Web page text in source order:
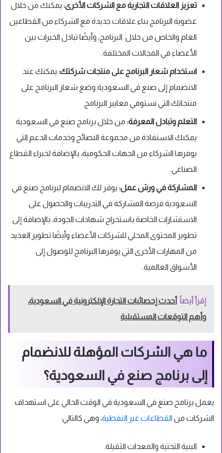
تعزيز العلاقات التجارية مع الشركات الأخرى: يمكنك من خلال
عضوية البرنامج بناء علاقات جديدة مع الشركاء من القطاعين
العام والخاص من خلال البرنامج، وأيضًا تبادل الخبرات بين
الأعضاء في المجالات المختلفة.
استخدام شعار البرنامج على منتجات شركتك: يمكنك عند
الانضمام إلى صنع في السعودية وضع شعار البرنامج على
منتجاتك التي تستوفي معايير البرنامج.
التعلم وتبادل المعرفة: من خلال برنامج صنع في السعودية
يمكنك الاستفادة من مجموعة النصائح وخدمات الدعم التي
يوفرها الشركاء من الجهات الحكومية، بالإضافة لخبراء القطاع
الصناعي.
المشاركة في ورش عمل: يوفر لك الانضمام لبرنامج صنع في
السعودية فرصة المشاركة في التدريبات والحصول على
الاستشارات الخاصة باستخراج شهادات الجودة، بالإضافة إلى
تطوير المحتوى المحلي للشركات الأعضاء وأيضًا تطوير العديد
من المهارات الأخرى التي يوفرها البرنامج للوصول إلى
الأسواق العالمية.
إقرأ أيضاً أحدث إحصائيات التجارة الإلكترونية في السعودية،
وأهم التوقعات المستقبلية
ما هي الشركات المؤهلة للانضمام
إلى برنامج صنع في السعودية؟
يعمل برنامج صنع في السعودية في الوقت الحالي على استهداف
الشركات منالقطاعات غير النفطية، وهي كالتالي:
البنية التحتية والمعدات الثقيلة.